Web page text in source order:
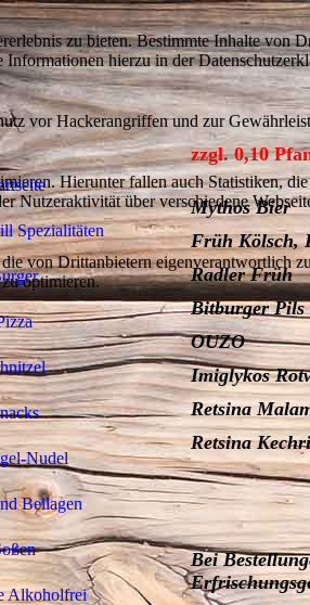
Spezialitäten
Nudel
Beilagen
Alkoholfrei
zzgl. 0,10
Früh Kölsch,
Imiglykos
Retsina
Retsina
Bei
zu bieten. Bestimmte Inhalte
hierzu in der
vor Hackerangriffen und zur
Hierunter fallen auch Statistiken,
Nutzeraktivität über verschiedene
von Drittanbietern eigenverantwortlich
optimieren.